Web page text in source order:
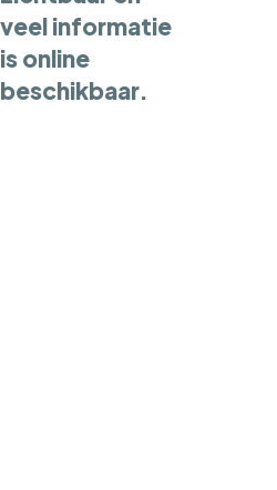
veel informatie
is online
beschikbaar.